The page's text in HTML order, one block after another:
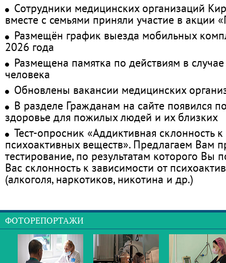
Сотрудники медицинских организаций
вместе с семьями приняли участие в акции
Размещён график выезда мобильных
2026 года
Размещена памятка по действиям в
человека
Обновлены вакансии медицинских
В разделе Гражданам на сайте появился
здоровье для пожилых людей и их близких
Тест-опросник «Аддиктивная склонность
психоактивных веществ». Предлагаем Вам
тестирование, по результатам которого Вы
Вас склонность к зависимости от
(алкоголя, наркотиков, никотина и др.)
ФОТОРЕПОРТАЖИ